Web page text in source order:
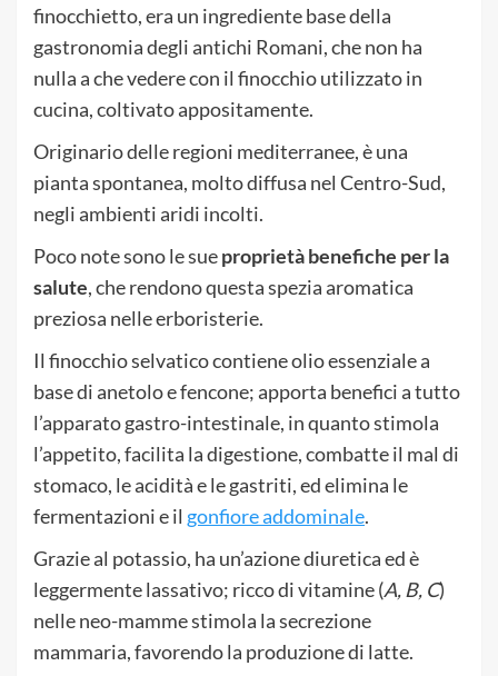
finocchietto, era un ingrediente base della
gastronomia degli antichi Romani, che non ha
nulla a che vedere con il finocchio utilizzato in
cucina, coltivato appositamente.
Originario delle regioni mediterranee, è una
pianta spontanea, molto diffusa nel Centro-Sud,
negli ambienti aridi incolti.
Poco note sono le sueproprietà benefiche per la
salute, che rendono questa spezia aromatica
preziosa nelle erboristerie.
Il finocchio selvatico contiene olio essenziale a
base di anetolo e fencone; apporta benefici a tutto
l’apparato gastro-intestinale, in quanto stimola
l’appetito, facilita la digestione, combatte il mal di
stomaco, le acidità e le gastriti, ed elimina le
fermentazioni e il gonfiore addominale.
Grazie al potassio, ha un’azione diuretica ed è
leggermente lassativo; ricco di vitamine (A, B, C)
nelle neo-mamme stimola la secrezione
mammaria, favorendo la produzione di latte.